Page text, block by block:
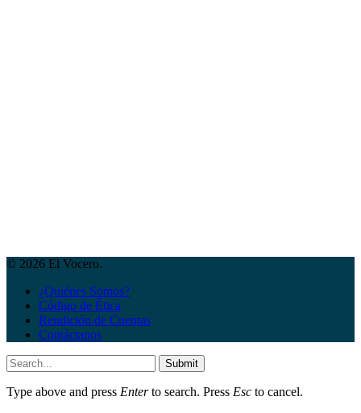
© 2026 El Vocero.
¿Quiénes Somos?
Código de Ética
Rendición de Cuentas
Contáctanos
Submit
Type above and press Enterto search. Press Esc to cancel.